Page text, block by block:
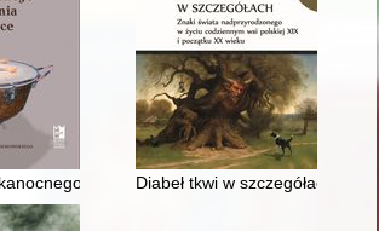
bębnienia w Polsce
Diabeł tkwi w szczegółach :